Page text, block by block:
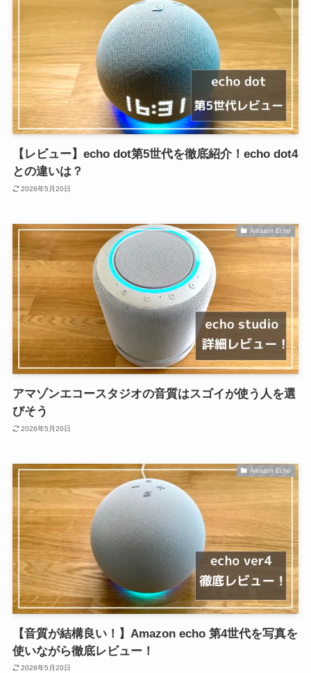
【レビュー】echo dot第5世代を徹底紹介！echo dot4
との違いは？
2026年5月20日
Amazon Echo
アマゾンエコースタジオの音質はスゴイが使う人を選
びそう
2026年5月20日
Amazon Echo
【音質が結構良い！】Amazon echo 第4世代を写真を
使いながら徹底レビュー！
2026年5月20日